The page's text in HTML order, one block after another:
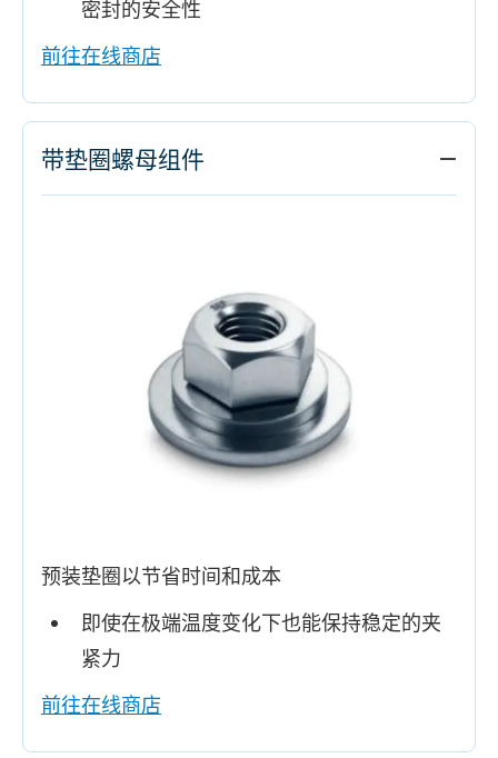
密封的安全性
前往在线商店
带垫圈螺母组件
预装垫圈以节省时间和成本
即使在极端温度变化下也能保持稳定的夹
紧力
前往在线商店